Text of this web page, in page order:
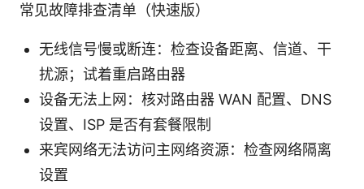
常见故障排查清单（快速版）
无线信号慢或断连：检查设备距离、信道、干
扰源；试着重启路由器
设备无法上网：核对路由器 WAN 配置、DNS
设置、ISP 是否有套餐限制
来宾网络无法访问主网络资源：检查网络隔离
设置